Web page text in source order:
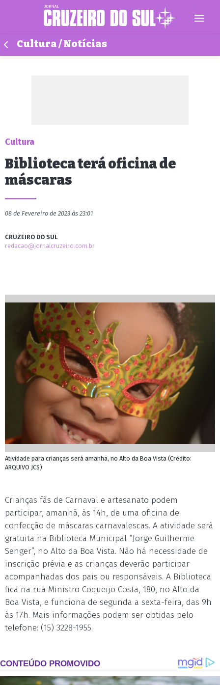
Cultura / Notícias
Cultura
Biblioteca terá oficina de
máscaras
08 de Fevereiro de 2023 às 23:01
CRUZEIRO DO SUL
redacao@jornalcruzeiro.com.br
Atividade para crianças será amanhã, no Alto da Boa Vista (Crédito:
ARQUIVO JCS)
Crianças fãs de Carnaval e artesanato podem
participar, amanhã, às 14h, de uma oficina de
confecção de máscaras carnavalescas. A atividade será
gratuita na Biblioteca Municipal “Jorge Guilherme
Senger”, no Alto da Boa Vista. Não há necessidade de
inscrição prévia e as crianças deverão participar
acompanhadas dos pais ou responsáveis. A Biblioteca
fica na rua Ministro Coqueijo Costa, 180, no Alto da
Boa Vista, e funciona de segunda a sexta-feira, das 9h
às 17h. Mais informações podem ser obtidas pelo
telefone: (15) 3228-1955.